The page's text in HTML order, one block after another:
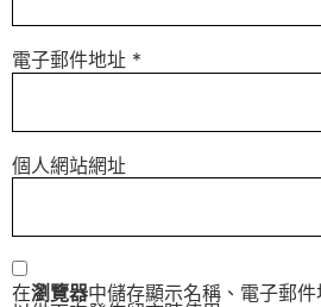
電子郵件地址 *
個人網站網址
在瀏覽器中儲存顯示名稱、電子郵